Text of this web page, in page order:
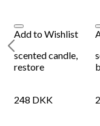
Add to Wishlist
scented candle,
restore
248 DKK